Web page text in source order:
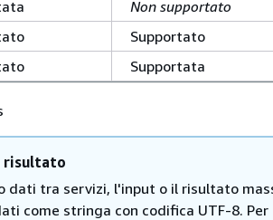
Non supportato
Supportato
Supportata
risultato
dati tra servizi, l'input o il risultato
come stringa con codifica UTF-8. Per